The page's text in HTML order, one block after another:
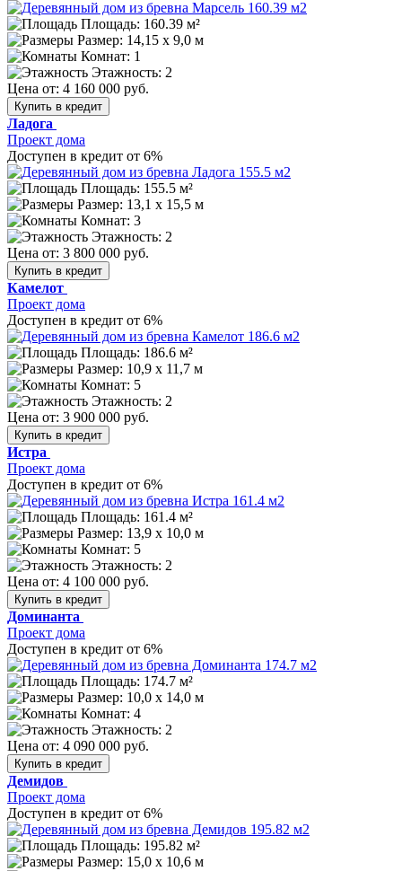
Площадь: 160.39 м²
Размер: 14,15 х 9,0 м
Комнат: 1
Этажность: 2
Цена от: 4 160 000 руб.
Купить в кредит
Ладога
Проект дома
Доступен в кредит от 6%
Площадь: 155.5 м²
Размер: 13,1 х 15,5 м
Комнат: 3
Этажность: 2
Цена от: 3 800 000 руб.
Купить в кредит
Камелот
Проект дома
Доступен в кредит от 6%
Площадь: 186.6 м²
Размер: 10,9 х 11,7 м
Комнат: 5
Этажность: 2
Цена от: 3 900 000 руб.
Купить в кредит
Истра
Проект дома
Доступен в кредит от 6%
Площадь: 161.4 м²
Размер: 13,9 х 10,0 м
Комнат: 5
Этажность: 2
Цена от: 4 100 000 руб.
Купить в кредит
Доминанта
Проект дома
Доступен в кредит от 6%
Площадь: 174.7 м²
Размер: 10,0 х 14,0 м
Комнат: 4
Этажность: 2
Цена от: 4 090 000 руб.
Купить в кредит
Демидов
Проект дома
Доступен в кредит от 6%
Площадь: 195.82 м²
Размер: 15,0 х 10,6 м